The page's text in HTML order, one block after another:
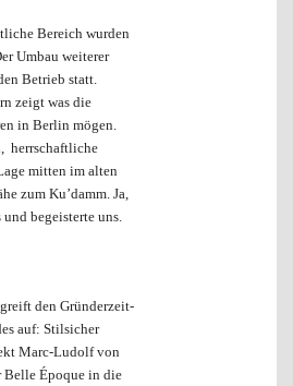
Bereich wurden
Umbau weiterer
Betrieb statt.
zeigt was die
in Berlin mögen.
herrschaftliche
mitten im alten
zum Ku’damm. Ja,
begeisterte uns.
den Gründerzeit-
auf: Stilsicher
Marc-Ludolf von
Belle Époque in die